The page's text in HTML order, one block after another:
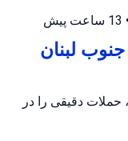
• 13 ساعت پیش
لبنان
دقیقی را در